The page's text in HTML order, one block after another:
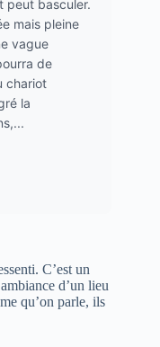
peut basculer.
mais pleine
vague
de
chariot
la
C’est un
d’un lieu
qu’on parle, ils